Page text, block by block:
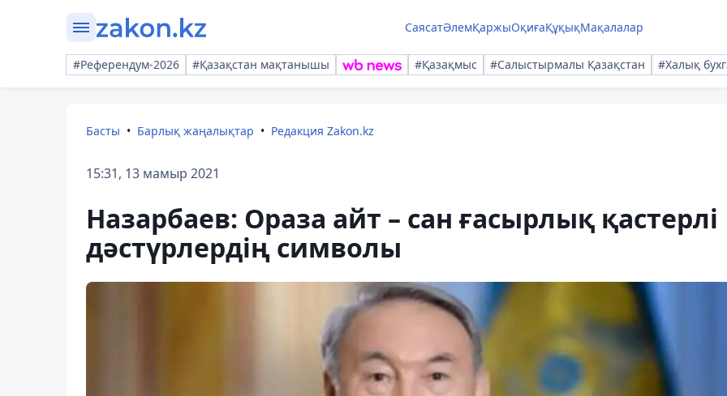
СаясатӘлемҚаржыОқиғаҚұқықМақалалар
#Референдум-2026 #Қазақстан мақтанышы #Қазақмыс #Салыстырмалы Қазақстан #Халық
Басты Барлық жаңалықтар Редакция Zakon.kz
15:31, 13 мамыр 2021
Назарбаев: Ораза айт – сан ғасырлық қастерлі
дәстүрлердің символы